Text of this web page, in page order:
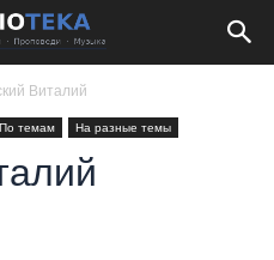
Виталий
По темам На разные темы